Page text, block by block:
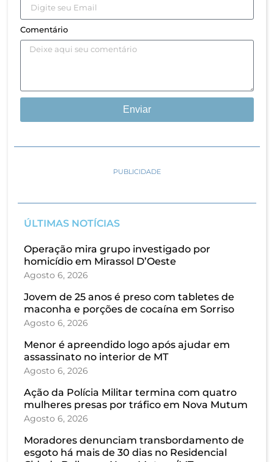
Comentário
Enviar
PUBLICIDADE
ÚLTIMAS NOTÍCIAS
Operação mira grupo investigado por
homicídio em Mirassol D’Oeste
Agosto 6, 2026
Jovem de 25 anos é preso com tabletes de
maconha e porções de cocaína em Sorriso
Agosto 6, 2026
Menor é apreendido logo após ajudar em
assassinato no interior de MT
Agosto 6, 2026
Ação da Polícia Militar termina com quatro
mulheres presas por tráfico em Nova Mutum
Agosto 6, 2026
Moradores denunciam transbordamento de
esgoto há mais de 30 dias no Residencial